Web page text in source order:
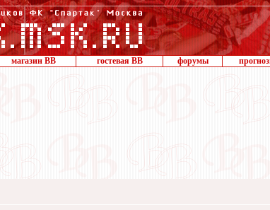
магазин ВВ гостевая ВВ форумы